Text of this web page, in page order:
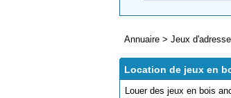
Annuaire > Jeux d'adresse
Location de jeux en
Louer des jeux en bois